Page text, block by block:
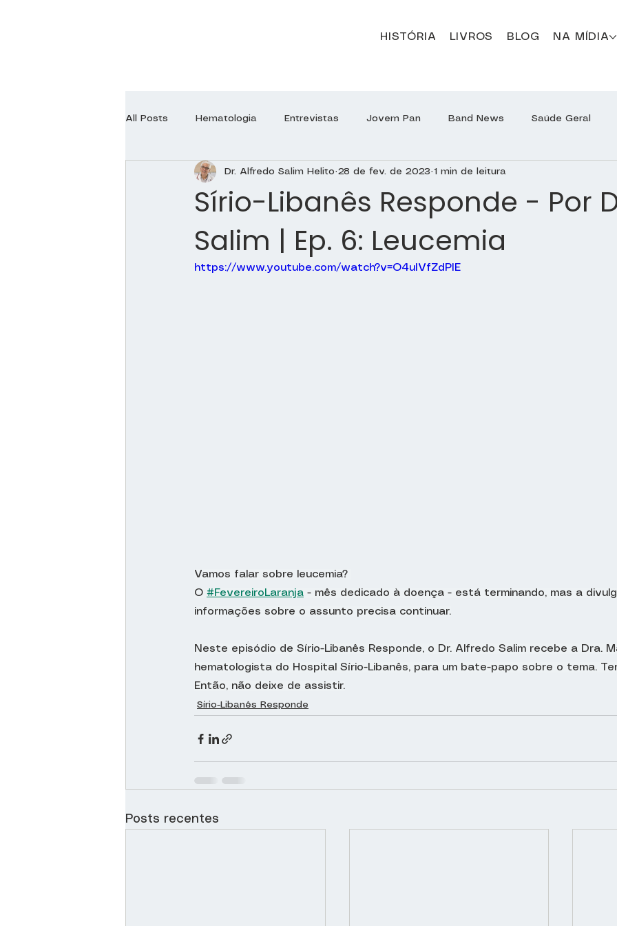
HISTÓRIA LIVROS BLOG NA MÍDIA
All Posts Hematologia Entrevistas Jovem Pan Band News Saúde Geral
Endocrinologia Neurologia Programa Jô Soares Sírio-Libanês Responde
Ortopedia Otorrinolaringologia
Sírio-Libanês Responde - Por
Salim | Ep. 6: Leucemia
Dr. Alfredo Salim Helito 28 de fev. de 2023 1 min de leitura
https://www.youtube.com/watch?v=O4uIVfZdPIE
Vamos falar sobre leucemia?
O #FevereiroLaranja - mês dedicado à doença - está terminando, mas a
informações sobre o assunto precisa continuar.
Neste episódio de Sírio-Libanês Responde, o Dr. Alfredo Salim recebe a Dra.
hematologista do Hospital Sírio-Libanês, para um bate-papo sobre o tema.
Então, não deixe de assistir.
Sírio-Libanês Responde
Posts recentes